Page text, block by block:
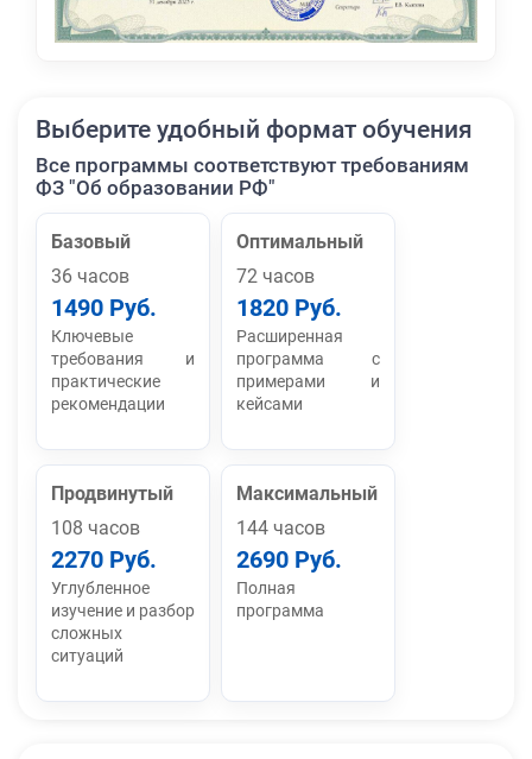
Выберите удобный формат обучения
Все программы соответствуют требованиям
ФЗ "Об образовании РФ"
Базовый
36 часов
1490 Руб.
Ключевые
требования и
практические
рекомендации
Оптимальный
72 часов
1820 Руб.
Расширенная
программа с
примерами и
кейсами
Продвинутый
108 часов
2270 Руб.
Углубленное
изучение и разбор
сложных
ситуаций
Максимальный
144 часов
2690 Руб.
Полная
программа